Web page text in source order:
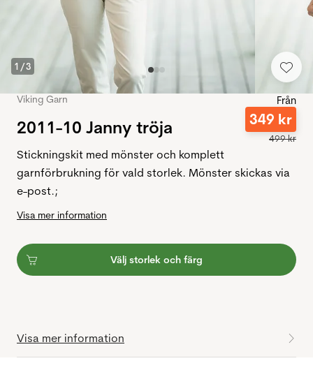
1 /3
Viking Garn
2011-10 Janny tröja
Från
349 kr
499kr
Stickningskit med mönster och komplett
garnförbrukning för vald storlek. Mönster skickas via
e-post.;
Visa mer information
Välj storlek och färg
Visa mer information